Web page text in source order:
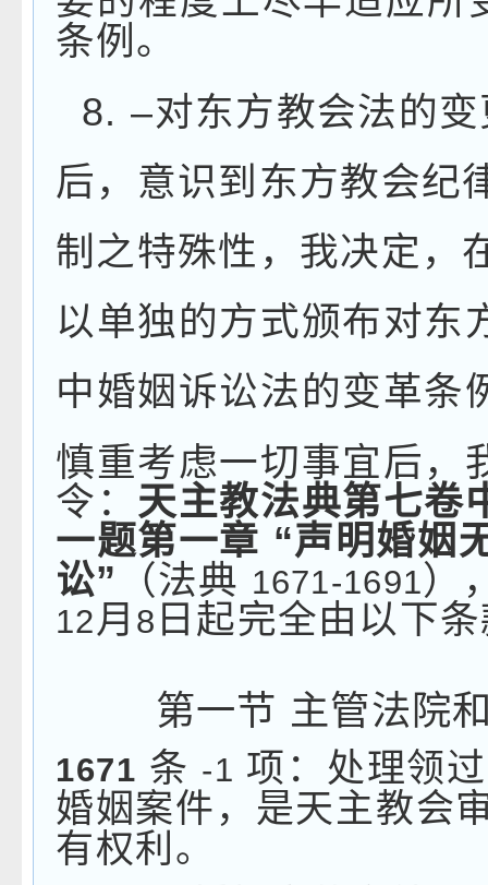
条例。
8. –对东方教会法的
后，意识到东方教会纪
制之特殊性，我决定，
以单独的方式颁布对东
中婚姻诉讼法的变革条
慎重考虑一切事宜后，
令： 天主教法典第七卷
一题第一章 “声明婚姻
讼” （法典 1671-1691）
12月 8 日起完全由以下
第一节 主管法院
1671 条 -1 项：处理领
婚姻案件，是天主教会
有权利。